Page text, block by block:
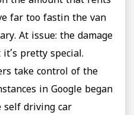
far too fastin the van
At issue: the damage
pretty special.
take control of the
in Google began
self driving car